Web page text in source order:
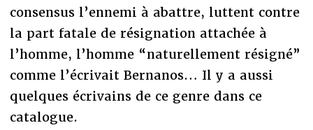
consensus l’ennemi à abattre, luttent contre
la part fatale de résignation attachée à
l’homme, l’homme “naturellement résigné”
comme l’écrivait Bernanos… Il y a aussi
quelques écrivains de ce genre dans ce
catalogue.